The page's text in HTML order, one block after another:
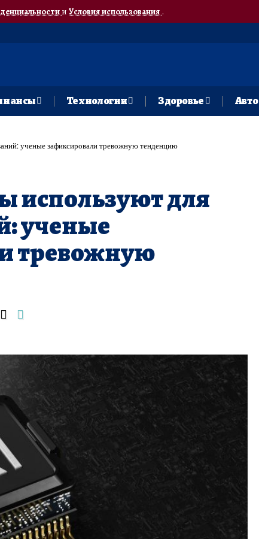
и Условия использования.
Технологии Здоровье Авто
ученые зафиксировали тревожную тенденцию
используют для
ученые
тревожную